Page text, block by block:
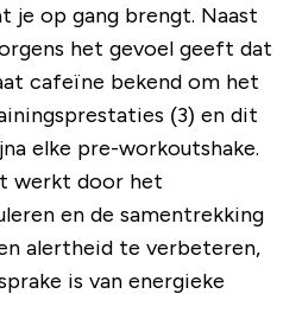
je op gang brengt. Naast
het gevoel geeft dat
cafeïne bekend om het
(3) en dit
elke pre-workoutshake.
werkt door het
en de samentrekking
alertheid te verbeteren,
is van energieke